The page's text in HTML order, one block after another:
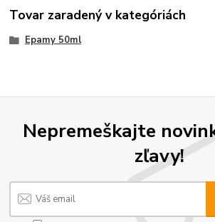
Tovar zaradený v kategóriách
Epamy 50ml
Nepremeškajte
zľavy!